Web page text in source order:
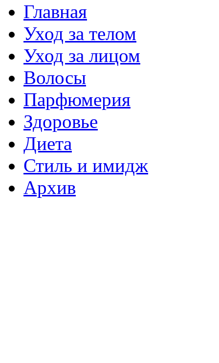
Главная
Уход за телом
Уход за лицом
Волосы
Парфюмерия
Здоровье
Диета
Стиль и имидж
Архив